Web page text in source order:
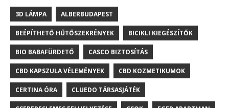
3D LÁMPA ALBERBUDAPEST
BEÉPÍTHETŐ HŰTŐSZEKRÉNYEK BICIKLI KIEGÉSZÍTŐK
BIO BABAFÜRDETŐ CASCO BIZTOSÍTÁS
CBD KAPSZULA VÉLEMÉNYEK CBD KOZMETIKUMOK
CERTINA ÓRA CLUEDO TÁRSASJÁTÉK